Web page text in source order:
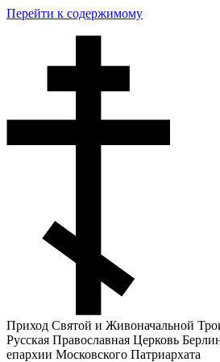
Перейти к содержимому
Приход Святой и Живоначальной
Русская Православная Церковь
епархии Московского Патриархата